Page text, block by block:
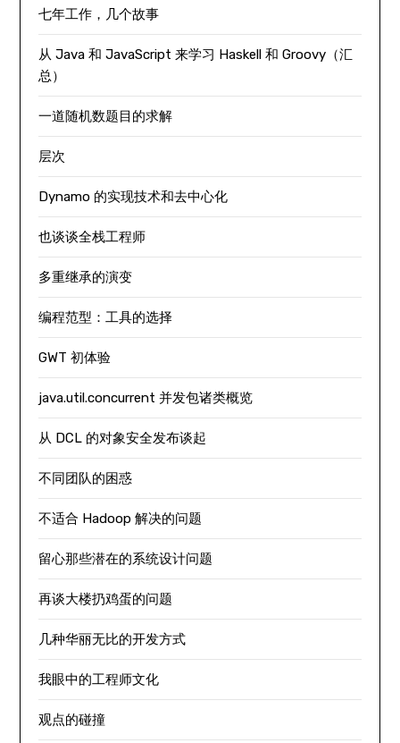
七年工作，几个故事
从 Java 和 JavaScript 来学习 Haskell 和 Groovy（汇
总）
一道随机数题目的求解
层次
Dynamo 的实现技术和去中心化
也谈谈全栈工程师
多重继承的演变
编程范型：工具的选择
GWT 初体验
java.util.concurrent 并发包诸类概览
从 DCL 的对象安全发布谈起
不同团队的困惑
不适合 Hadoop 解决的问题
留心那些潜在的系统设计问题
再谈大楼扔鸡蛋的问题
几种华丽无比的开发方式
我眼中的工程师文化
观点的碰撞